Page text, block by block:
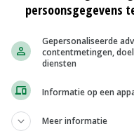
verantwoording van
daadwerkelijke
van subsidies, maar
zelf te
persoonsgegevens
Gepersonaliseerde
contentmetingen,
diensten
Informatie op een
Meer informatie